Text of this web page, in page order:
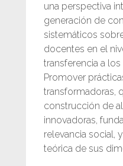
una perspectiva
generación de
sistemáticos
docentes en el
transferencia a
Promover
transformadoras,
construcción de
innovadoras,
relevancia social,
teórica de sus